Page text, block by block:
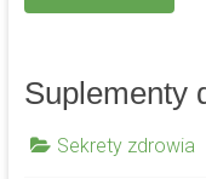
Suplementy
Sekrety zdrowia